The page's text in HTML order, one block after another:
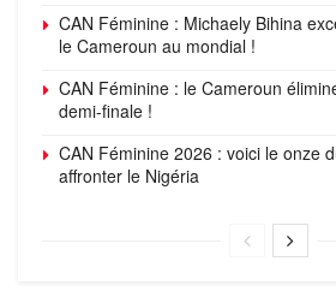
CAN Féminine : Michaely Bihina
le Cameroun au mondial !
CAN Féminine : le Cameroun
demi-finale !
CAN Féminine 2026 : voici le onze
affronter le Nigéria